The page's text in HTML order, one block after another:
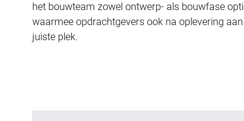
het bouwteam zowel ontwerp- als bouwfase
waarmee opdrachtgevers ook na oplevering
juiste plek.